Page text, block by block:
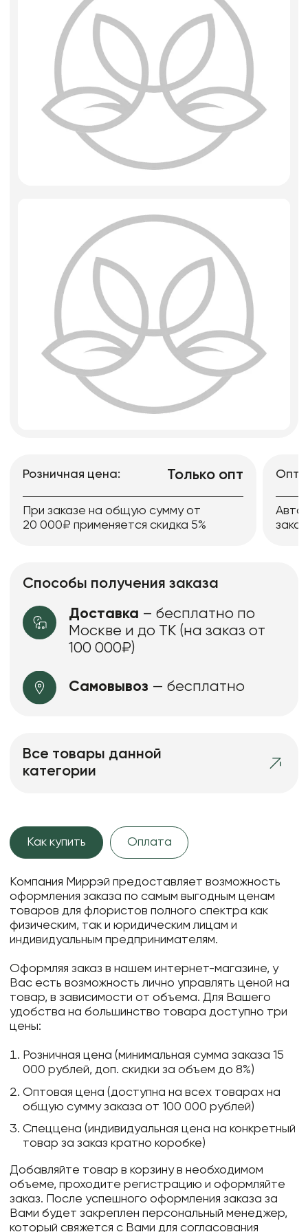
Игрушки мягкие
Сухоцветы
Розничная цена: Только опт
При заказе на общую сумму от
20 000₽ применяется скидка 5%
Способы получения заказа
Доставка – бесплатно по
Москве и до ТК (на заказ от
100 000₽)
Самовывоз — бесплатно
Все товары данной
категории
Как купить Оплата
Компания Миррэй предоставляет возможность
оформления заказа по самым выгодным ценам
товаров для флористов полного спектра как
физическим, так и юридическим лицам и
индивидуальным предпринимателям.
Оформляя заказ в нашем интернет-магазине, у
Вас есть возможность лично управлять ценой на
товар, в зависимости от объема. Для Вашего
удобства на большинство товара доступно три
цены:
Розничная цена (минимальная сумма заказа 15
000 рублей, доп. скидки за объем до 8%)
Оптовая цена (доступна на всех товарах на
общую сумму заказа от 100 000 рублей)
Спеццена (индивидуальная цена на конкретный
товар за заказ кратно коробке)
Добавляйте товар в корзину в необходимом
объеме, проходите регистрацию и оформляйте
заказ. После успешного оформления заказа за
Вами будет закреплен персональный менеджер,
который свяжется с Вами для согласования